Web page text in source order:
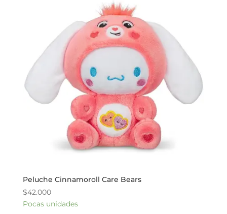
Peluche Cinnamoroll Care Bears
$42.000
Pocas unidades